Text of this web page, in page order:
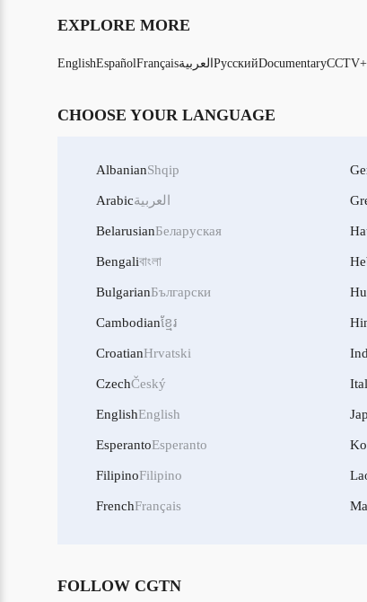
EXPLORE MORE
EnglishEspañolFrançaisالعربية РусскийDocumentaryCCTV+
CHOOSE YOUR LANGUAGE
AlbanianShqip
Arabicالعربية
BelarusianБеларуская
Bengaliবাংলা
BulgarianБългарски
Cambodianខ្មែរ
CroatianHrvatski
CzechČeský
EnglishEnglish
EsperantoEsperanto
FilipinoFilipino
FrenchFrançais
FOLLOW CGTN